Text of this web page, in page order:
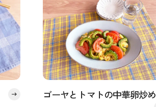
ゴーヤとトマトの中華卵炒め